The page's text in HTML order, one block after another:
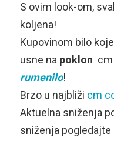
S ovim look-om,
koljena!
Kupovinom bilo
usne na poklon cm
rumenilo!
Brzo u najbliži cm
Aktuelna sniženja
sniženja pogledajte